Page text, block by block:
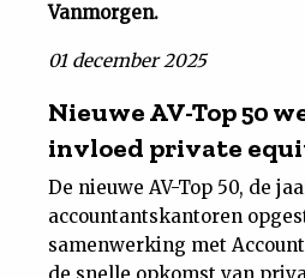
Tuchtrecht
Magazine
Vanmorgen.
01 december 2025
Nieuwe AV-Top 50
invloed private
De nieuwe AV-Top 50, de
accountantskantoren
samenwerking met